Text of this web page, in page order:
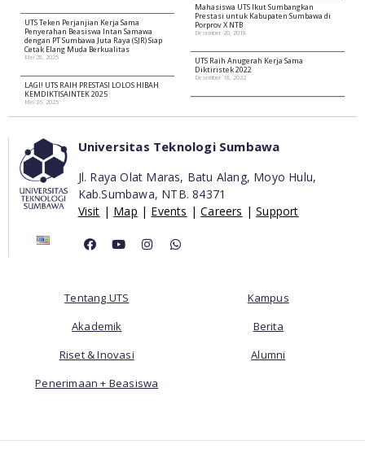
UTS Teken Perjanjian Kerja Sama
Penyerahan Beasiswa Intan Samawa
dengan PT Sumbawa Juta Raya (SJR) Siap
Cetak Elang Muda Berkualitas
Mei 28, 2025
LAGI! UTS RAIH PRESTASI LOLOS HIBAH
KEMDIKTISAINTEK 2025
Mei 26, 2025
Mahasiswa UTS Ikut Sumbangkan
Prestasi untuk Kabupaten Sumbawa di
Porprov X NTB
Desember 20, 2018
UTS Raih Anugerah Kerja Sama
Diktiristek 2022
Desember 18, 2022
Universitas Teknologi Sumbawa
Jl. Raya Olat Maras, Batu Alang, Moyo Hulu,
Kab.Sumbawa, NTB. 84371
Visit | Map | Events |Careers |Support
Tentang UTS
Akademik
Riset & Inovasi
Penerimaan + Beasiswa
Kampus
Berita
Alumni